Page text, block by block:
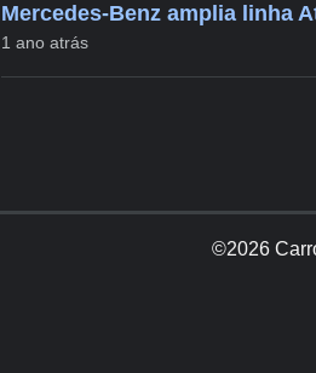
Mercedes-Benz amplia linha
1 ano atrás
©2026